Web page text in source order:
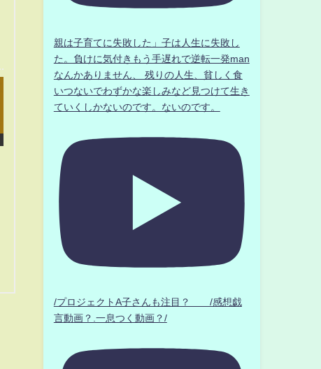
親は子育てに失敗した」子は人生に失敗し
た。負けに気付きもう手遅れで逆転一発man
なんかありません、 残りの人生、貧しく食
いつないでわずかな楽しみなど見つけて生き
ていくしかないのです。ないのです。
/プロジェクトA子さんも注目？ /感想戯
言動画？.一息つく動画？/